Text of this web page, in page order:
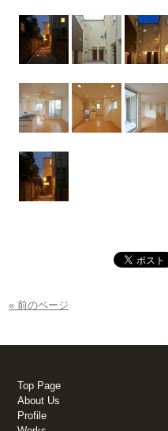
« 前のページ
Top Page
About Us
Profile